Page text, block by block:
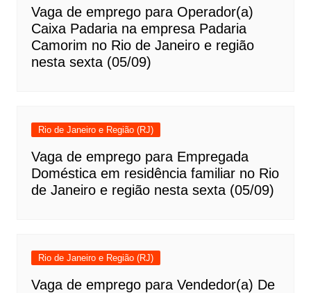
Vaga de emprego para Operador(a)
Caixa Padaria na empresa Padaria
Camorim no Rio de Janeiro e região
nesta sexta (05/09)
Rio de Janeiro e Região (RJ)
Vaga de emprego para Empregada
Doméstica em residência familiar no Rio
de Janeiro e região nesta sexta (05/09)
Rio de Janeiro e Região (RJ)
Vaga de emprego para Vendedor(a) De